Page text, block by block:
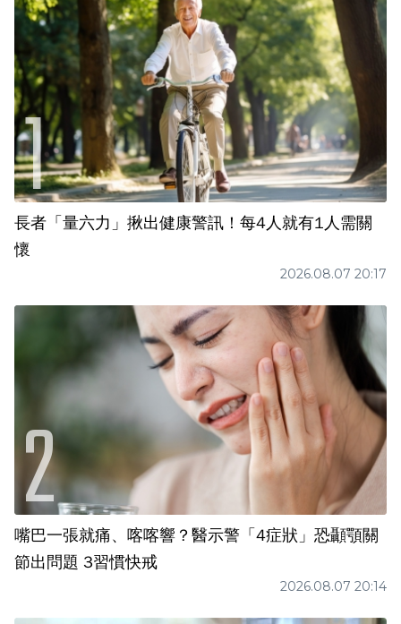
長者「量六力」揪出健康警訊！每4人就有1人需關
懷
2026.08.07 20:17
嘴巴一張就痛、喀喀響？醫示警「4症狀」恐顳顎關
節出問題 3習慣快戒
2026.08.07 20:14